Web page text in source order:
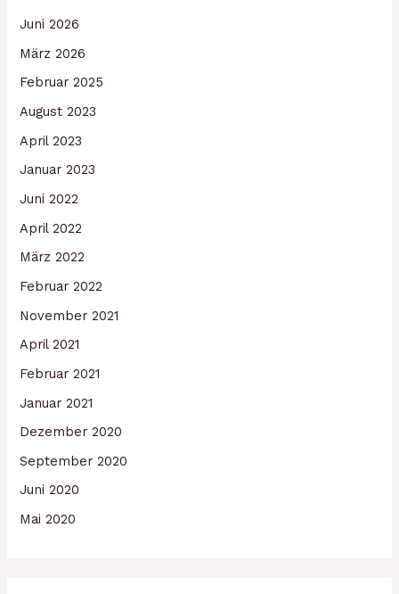
Juni 2026
März 2026
Februar 2025
August 2023
April 2023
Januar 2023
Juni 2022
April 2022
März 2022
Februar 2022
November 2021
April 2021
Februar 2021
Januar 2021
Dezember 2020
September 2020
Juni 2020
Mai 2020